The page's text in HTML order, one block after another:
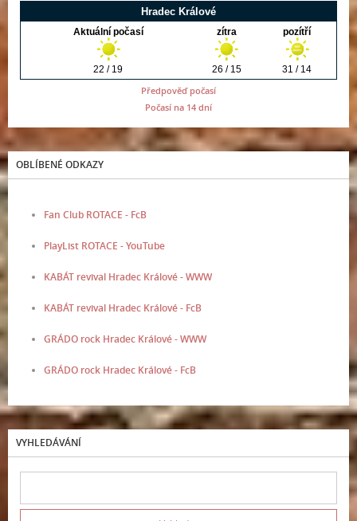
Předpověď počasí
Počasí na 14 dní
OBLÍBENÉ ODKAZY
Fan Club ROTACE - FcB
PlayList ROTACE - YouTube
KABÁT revival Hradec Králové - WWW
KABÁT revival Hradec Králové - FcB
GRÁDO rock Hradec Králové - WWW
GRÁDO rock Hradec Králové - FcB
VYHLEDÁVÁNÍ